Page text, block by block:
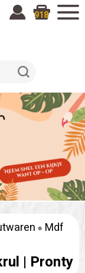
918
Mdf
| Pronty